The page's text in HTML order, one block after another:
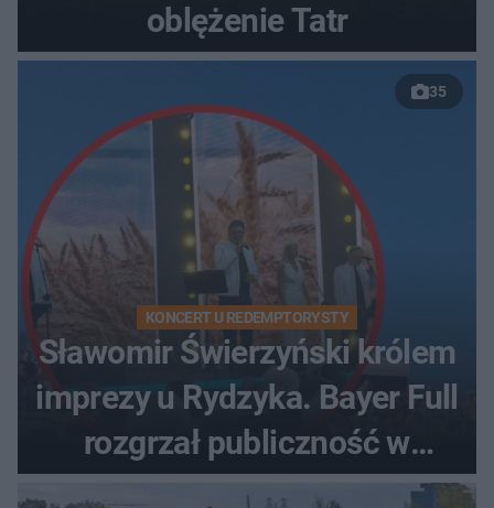
oblężenie Tatr
35
KONCERT U REDEMPTORYSTY
Sławomir Świerzyński królem
imprezy u Rydzyka. Bayer Full
rozgrzał publiczność w
Toruniu